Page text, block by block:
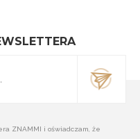
ZNAMMI i oświadczam, że